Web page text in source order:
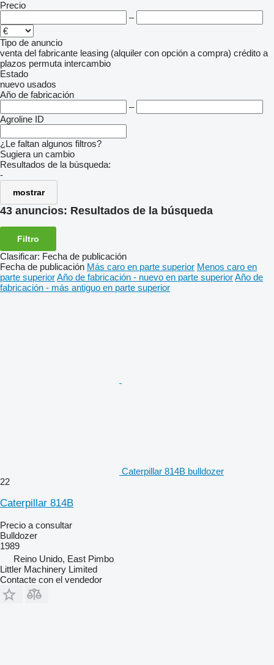
Precio
–
Tipo de anuncio
venta del fabricante leasing (alquiler con opción a compra) crédito a
plazos permuta intercambio
Estado
nuevo usados
Año de fabricación
–
Agroline ID
¿Le faltan algunos filtros?
Sugiera un cambio
Resultados de la búsqueda:
-
mostrar
43 anuncios: Resultados de la búsqueda
Filtro
Clasificar: Fecha de publicación
Fecha de publicación Más caro en parte superior Menos caro en
parte superiorAño de fabricación - nuevo en parte superiorAño de
fabricación - más antiguo en parte superior
Caterpillar 814B bulldozer
22
Caterpillar 814B
Precio a consultar
Bulldozer
1989
Reino Unido, East Pimbo
Littler Machinery Limited
Contacte con el vendedor